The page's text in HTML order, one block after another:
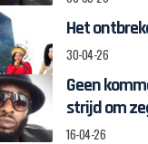
Het
30-04-26
Geen
strijd om
16-04-26